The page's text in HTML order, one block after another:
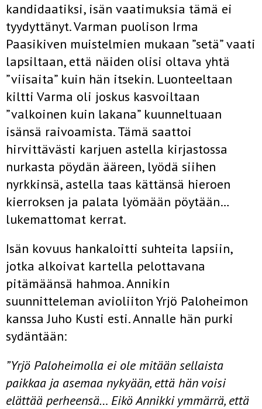
kandidaatiksi, isän vaatimuksia tämä ei
tyydyttänyt. Varman puolison Irma
Paasikiven muistelmien mukaan ”setä” vaati
lapsiltaan, että näiden olisi oltava yhtä
”viisaita” kuin hän itsekin. Luonteeltaan
kiltti Varma oli joskus kasvoiltaan
”valkoinen kuin lakana” kuunneltuaan
isänsä raivoamista. Tämä saattoi
hirvittävästi karjuen astella kirjastossa
nurkasta pöydän ääreen, lyödä siihen
nyrkkinsä, astella taas kättänsä hieroen
kierroksen ja palata lyömään pöytään…
lukemattomat kerrat.
Isän kovuus hankaloitti suhteita lapsiin,
jotka alkoivat kartella pelottavana
pitämäänsä hahmoa. Annikin
suunnitteleman avioliiton Yrjö Paloheimon
kanssa Juho Kusti esti. Annalle hän purki
sydäntään:
”Yrjö Paloheimolla ei ole mitään sellaista
paikkaa ja asemaa nykyään, että hän voisi
elättää perheensä… Eikö Annikki ymmärrä, että